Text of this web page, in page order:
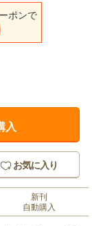
ポンで
入
お気に入り
新刊
自動購入